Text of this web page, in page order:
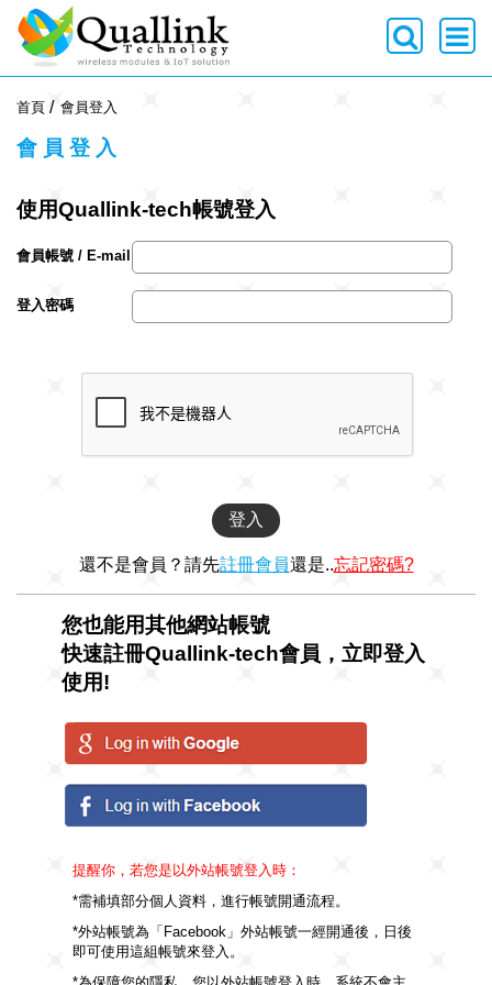
首頁 會員登入
會員登入
使用Quallink-tech帳號登入
會員帳號 / E-mail
登入密碼
還不是會員？請先註冊會員還是..忘記密碼?
您也能用其他網站帳號
快速註冊Quallink-tech會員，立即登入
使用!
提醒你，若您是以外站帳號登入時：
*需補填部分個人資料，進行帳號開通流程。
*外站帳號為「Facebook」外站帳號一經開通後，日後
即可使用這組帳號來登入。